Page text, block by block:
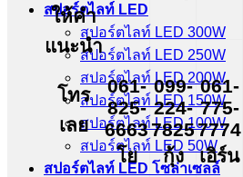
สปอร์ตไลท์ LED
สปอร์ตไลท์ LED 300W
สปอร์ตไลท์ LED 250W
สปอร์ตไลท์ LED 200W
สปอร์ตไลท์ LED 150W
สปอร์ตไลท์ LED 100W
สปอร์ตไลท์ LED 50W
สปอร์ตไลท์ LED โซล่าเซลล์
ให้คำ
แนะนำ
โทร
เลย
061-
825-
6663
โย
099-
224-
7825
กุ้ง
061-
775-
7774
เอิร์น